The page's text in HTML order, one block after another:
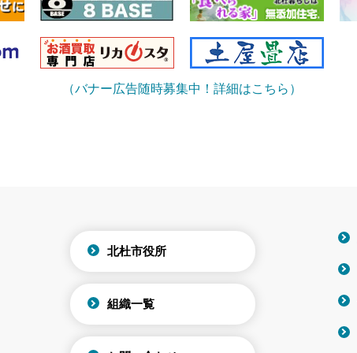
（バナー広告随時募集中！詳細はこちら）
北杜市役所
組織一覧